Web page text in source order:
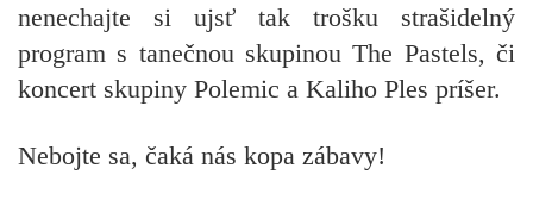
nenechajte si ujsť tak trošku strašidelný
program s tanečnou skupinou The Pastels, či
koncert skupiny Polemic a Kaliho Ples príšer.
Nebojte sa, čaká nás kopa zábavy!